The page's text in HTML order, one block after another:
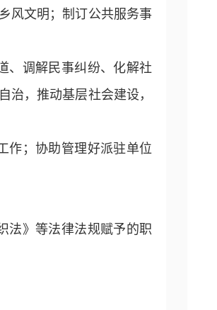
风文明；制订公共服务事
、调解民事纠纷、化解社
治，推动基层社会建设，
作；协助管理好派驻单位
法》等法律法规赋予的职